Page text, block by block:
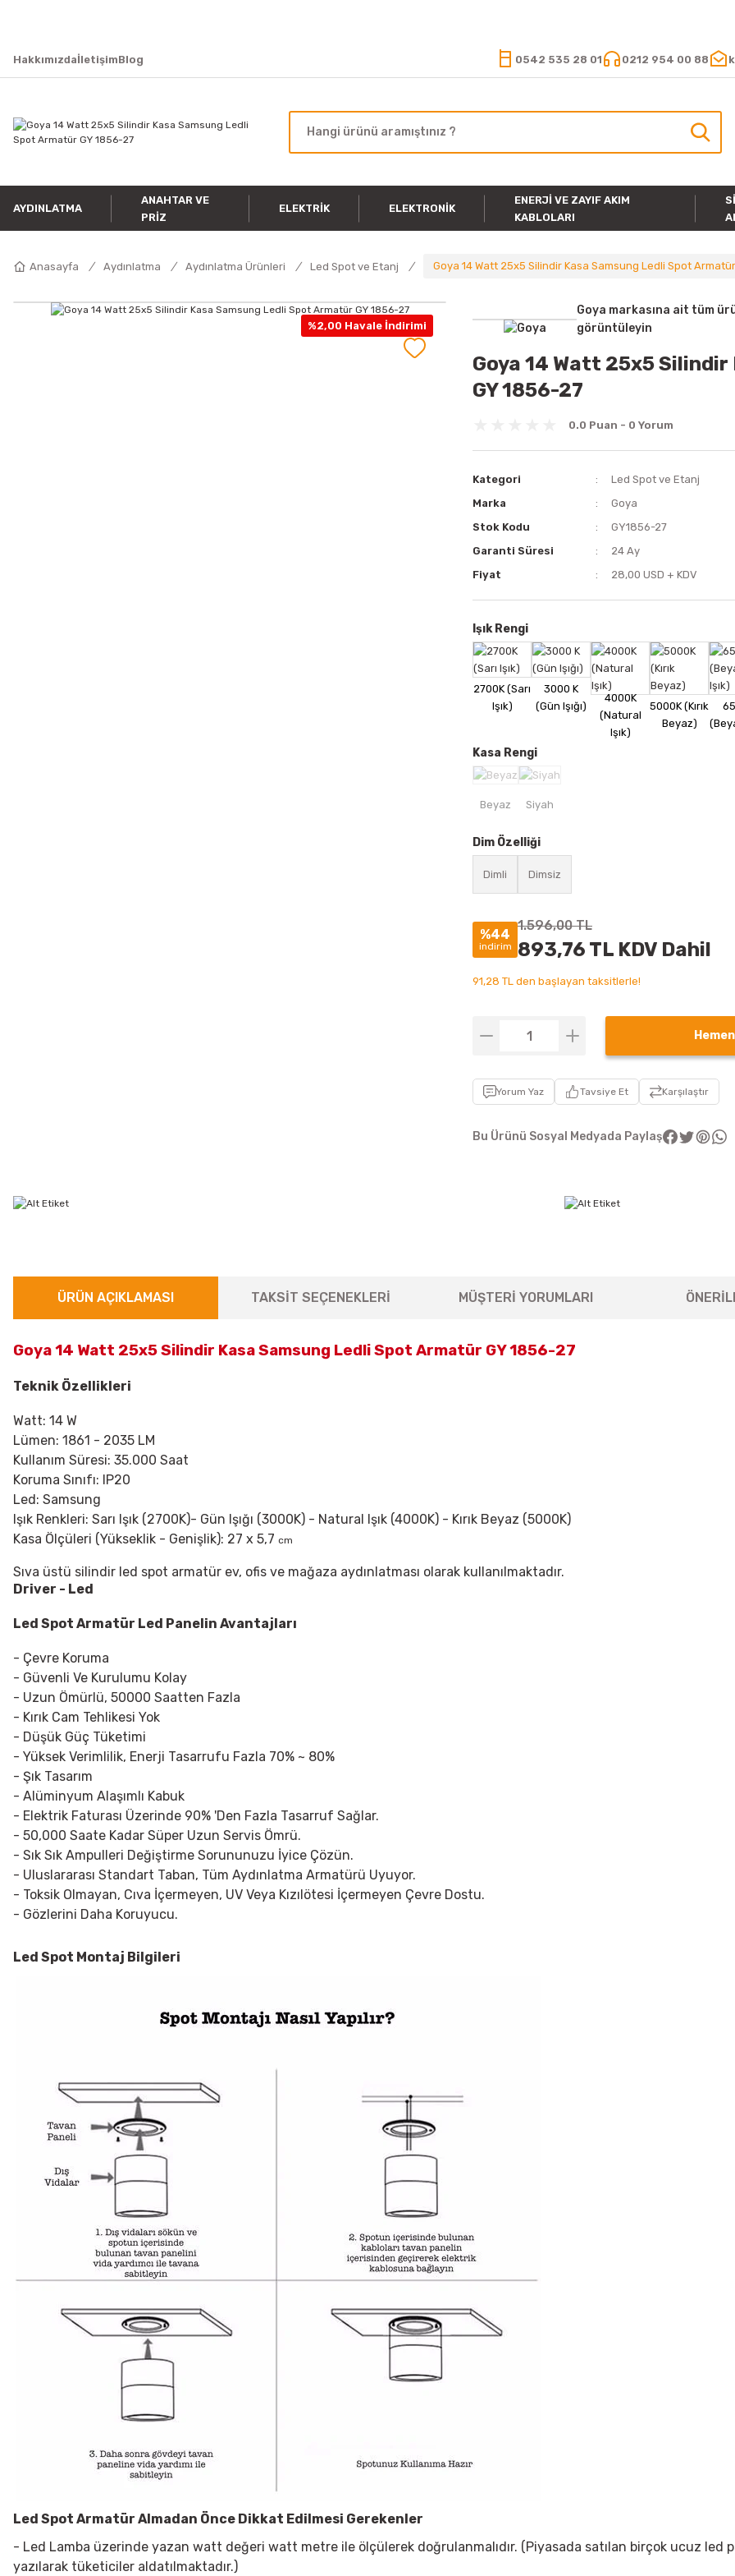
HakkımızdaİletişimBlog 0542 535 28 01 0212 954 00 88
AYDINLATMA
ANAHTAR VE
PRIZ
ELEKTRIK ELEKTRONIK
ENERJI VE ZAYIF AKIM
KABLOLARI
Anasayfa Aydınlatma Aydınlatma Ürünleri Led Spot ve Etanj Goya 14 Watt 25x5 Silindir Kasa Samsung Ledli Spot
%2,00 Havale İndirimi
Goya markasına ait tüm
görüntüleyin
Goya 14 Watt 25x5
GY 1856-27
0.0 Puan - 0 Yorum
Kategori
Led Spot ve Etanj
Marka
Goya
Stok Kodu
GY1856-27
Garanti Süresi
24 Ay
Fiyat
28,00 USD + KDV
Işık Rengi
Kasa Rengi
Dim Özelliği
Dimli Dimsiz
%44
indirim
1.596,00 TL
893,76 TL KDV Dahil
91,28 TL den başlayan taksitlerle!
Hemen
Yorum Yaz Tavsiye Et Karşılaştır
Bu Ürünü Sosyal Medyada Paylaş
ÜRÜN AÇIKLAMASI TAKSİT SEÇENEKLERİ MÜŞTERİ YORUMLARI
Goya 14 Watt 25x5 Silindir Kasa Samsung Ledli Spot Armatür GY 1856-27
Teknik Özellikleri
Watt: 14 W
Lümen: 1861 - 2035 LM
Kullanım Süresi: 35.000 Saat
Koruma Sınıfı: IP20
Led: Samsung
Işık Renkleri: Sarı Işık (2700K)- Gün Işığı (3000K) - Natural Işık (4000K) - Kırık Beyaz (5000K)
Kasa Ölçüleri (Yükseklik - Genişlik): 27 x 5,7 cm
Sıva üstü silindir led spot armatür ev, ofis ve mağaza aydınlatması olarak kullanılmaktadır.
Driver - Led
Led Spot Armatür Led Panelin Avantajları
- Çevre Koruma
- Güvenli Ve Kurulumu Kolay
- Uzun Ömürlü, 50000 Saatten Fazla
- Kırık Cam Tehlikesi Yok
- Düşük Güç Tüketimi
- Yüksek Verimlilik, Enerji Tasarrufu Fazla 70% ~ 80%
- Şık Tasarım
- Alüminyum Alaşımlı Kabuk
- Elektrik Faturası Üzerinde 90% 'Den Fazla Tasarruf Sağlar.
- 50,000 Saate Kadar Süper Uzun Servis Ömrü.
- Sık Sık Ampulleri Değiştirme Sorununuzu İyice Çözün.
- Uluslararası Standart Taban, Tüm Aydınlatma Armatürü Uyuyor.
- Toksik Olmayan, Cıva İçermeyen, UV Veya Kızılötesi İçermeyen Çevre Dostu.
- Gözlerini Daha Koruyucu.
Led Spot Montaj Bilgileri
Led Spot Armatür Almadan Önce Dikkat Edilmesi Gerekenler
- Led Lamba üzerinde yazan watt değeri watt metre ile ölçülerek doğrulanmalıdır. (Piyasada satılan birçok ucuz
yazılarak tüketiciler aldatılmaktadır.)